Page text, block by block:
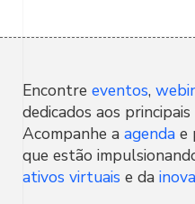
Encontre eventos,
dedicados aos
Acompanhe a agenda e
que estão
ativos virtuais e da